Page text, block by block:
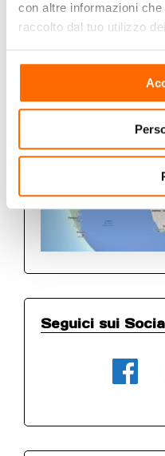
con altre informazioni
raccolto dal tuo utilizzo
Le nostre
Seguici sui
facebook